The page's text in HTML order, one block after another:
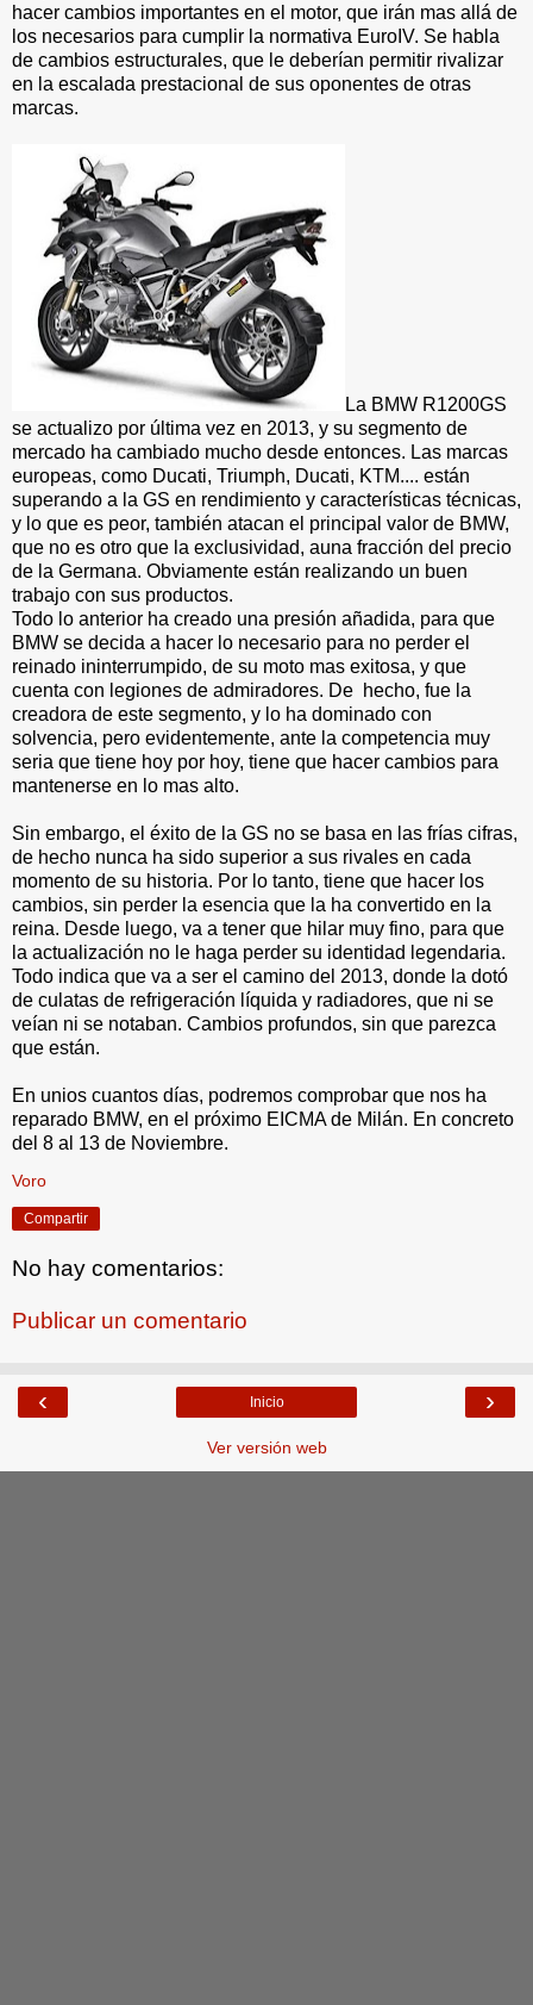
hacer cambios importantes en el motor, que irán mas allá de
los necesarios para cumplir la normativa EuroIV. Se habla
de cambios estructurales, que le deberían permitir rivalizar
en la escalada prestacional de sus oponentes de otras
marcas.
La BMW R1200GS
se actualizo por última vez en 2013, y su segmento de
mercado ha cambiado mucho desde entonces. Las marcas
europeas, como Ducati, Triumph, Ducati, KTM.... están
superando a la GS en rendimiento y características técnicas,
y lo que es peor, también atacan el principal valor de BMW,
que no es otro que la exclusividad, auna fracción del precio
de la Germana. Obviamente están realizando un buen
trabajo con sus productos.
Todo lo anterior ha creado una presión añadida, para que
BMW se decida a hacer lo necesario para no perder el
reinado ininterrumpido, de su moto mas exitosa, y que
cuenta con legiones de admiradores. De hecho, fue la
creadora de este segmento, y lo ha dominado con
solvencia, pero evidentemente, ante la competencia muy
seria que tiene hoy por hoy, tiene que hacer cambios para
mantenerse en lo mas alto.
Sin embargo, el éxito de la GS no se basa en las frías cifras,
de hecho nunca ha sido superior a sus rivales en cada
momento de su historia. Por lo tanto, tiene que hacer los
cambios, sin perder la esencia que la ha convertido en la
reina. Desde luego, va a tener que hilar muy fino, para que
la actualización no le haga perder su identidad legendaria.
Todo indica que va a ser el camino del 2013, donde la dotó
de culatas de refrigeración líquida y radiadores, que ni se
veían ni se notaban. Cambios profundos, sin que parezca
que están.
En unios cuantos días, podremos comprobar que nos ha
reparado BMW, en el próximo EICMA de Milán. En concreto
del 8 al 13 de Noviembre.
Voro
Compartir
No hay comentarios:
Publicar un comentario
‹ ›
Inicio
Ver versión web